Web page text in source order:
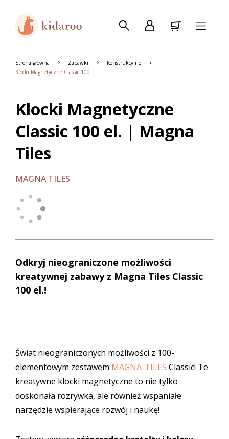
Strona główna Zabawki
Konstrukcyjne
Klocki Magnetyczne Classic 100 el. | Magna Tiles
Klocki Magnetyczne
Classic 100 el. | Magna
Tiles
MAGNA TILES
Odkryj nieograniczone możliwości
kreatywnej zabawy z Magna Tiles Classic
100 el.!
Świat nieograniczonych możliwości z 100-
elementowym zestawem MAGNA-TILES Classic! Te
kreatywne klocki magnetyczne to nie tylko
doskonała rozrywka, ale również wspaniałe
narzędzie wspierające rozwój i naukę!